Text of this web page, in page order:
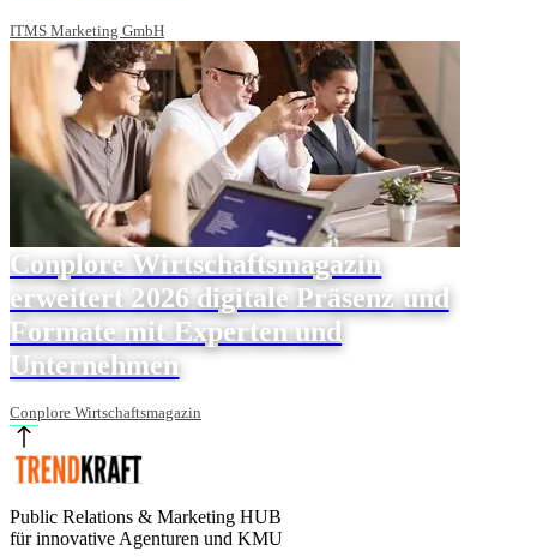
ITMS Marketing GmbH
Conplore Wirtschaftsmagazin
erweitert 2026 digitale Präsenz und
Formate mit Experten und
Unternehmen
Conplore Wirtschaftsmagazin
Public Relations & Marketing HUB
für innovative Agenturen und KMU